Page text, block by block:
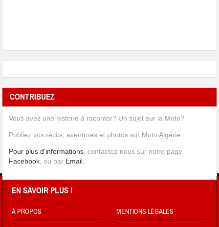
CONTRIBUEZ
Vous avez une histoire à raconter? Un sujet sur la Moto?
Publiez vos récits, aventures et photos sur Moto Algérie.
Pour plus d'informations , contactez-nous sur notre page
Facebook , ou par Email
EN SAVOIR PLUS !
À PROPOS MENTIONS LÉGALES